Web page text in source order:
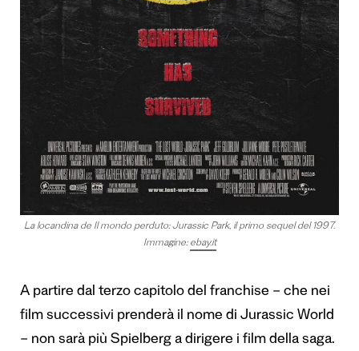
La locandina de Il mondo perduto: Jurassic Park, il primo sequel del 1997.
Immagine: ebay.it
A partire dal terzo capitolo del franchise – che nei
film successivi prenderà il nome di Jurassic World
– non sarà più Spielberg a dirigere i film della saga.